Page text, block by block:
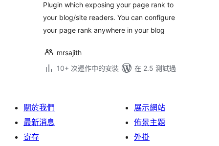
Plugin which exposing your page rank to
your blog/site readers. You can configure
your page rank anywhere in your blog
mrsajith
10+ 次運作中的安裝
在 2.5 測試過
關於我們
最新消息
寄存
展示網站
佈景主題
外掛